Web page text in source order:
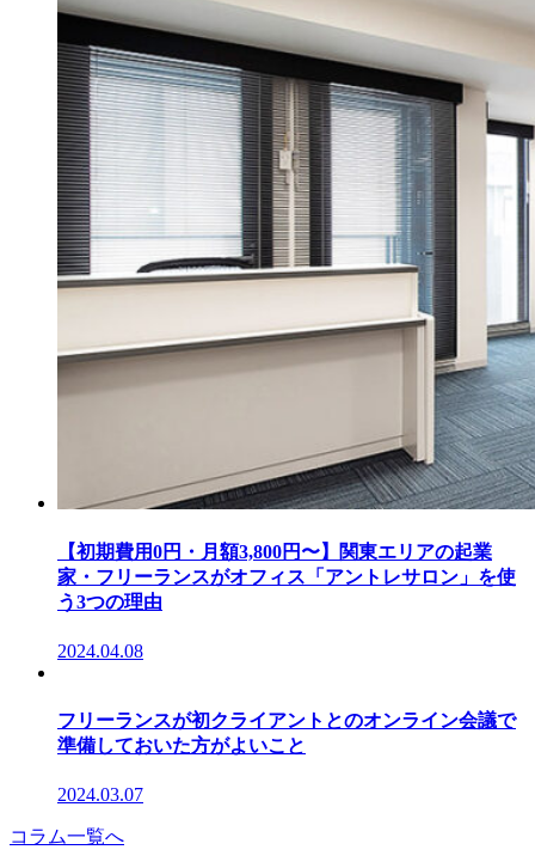
【初期費用0円・月額3,800円〜】関東エリアの起業
家・フリーランスがオフィス「アントレサロン」を使
う3つの理由
2024.04.08
フリーランスが初クライアントとのオンライン会議で
準備しておいた方がよいこと
2024.03.07
コラム一覧へ